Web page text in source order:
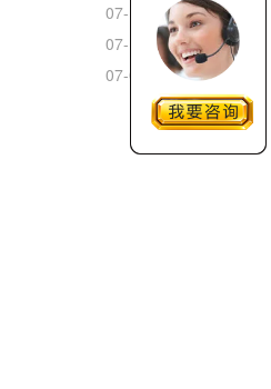
07-10 22:11
07-10 17:04
07-09 22:38